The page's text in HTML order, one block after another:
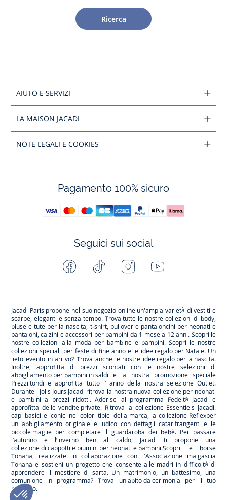
Ricerca
AIUTO E SERVIZI
LA MAISON JACADI
NOTE LEGALI E COOKIES
Pagamento 100% sicuro
Seguici sui social
Facebook Tiktok InstagramYoutube
Jacadi Paris propone nel suo negozio online un'ampia varietà di vestiti e
scarpe, eleganti e senza tempo. Trova tutte le nostre collezioni di body,
bluse e tute per la nascita, t-shirt, pullover e pantaloncini per neonati e
pantaloni, calzini e accessori per bambini da 1 mese a 12 anni. Scopri le
nostre collezioni alla moda per bambine e bambini. Scopri le nostre
collezioni speciali per feste di fine anno e le idee regalo per Natale. Un
lieto evento in arrivo? Trova anche le nostre idee regalo per la nascita.
Inoltre, approfitta di prezzi scontati con le nostre selezioni di
abbigliamento per bambini in saldi e la nostra promozione speciale
Prezzi tondi e approfitta tutto l’ anno della nostra selezione Outlet.
Durante i Jolis Jours Jacadi ritrova la nostra nuova collezione per neonati
e bambini a prezzi ridotti. Aderisci al programma Fedeltà Jacadi e
approfitta dellevendite private. Ritrova la collezione Essentiels Jacadi:
capi basici e iconici nei colori tipici della marca, la collezione Reflexper
un abbigliamento originale e ludico con dettagli catarifrangenti e le
piccole maglie per completare il guardaroba dei bebè. Per passare
l’autunno e l’inverno ben al caldo, Jacadi ti propone una
collezione di cappotti e piumini per neonati e bambini.Scopri le borse
Tohana, realizzate in collaborazione con l'Associazione malgascia
Tohana e sostieni un progetto che consente alle madri in difficoltà di
apprendere il mestiere di sarta. Un matrimonio, un battesimo, una
comunione in programma? Trova un abito da cerimonia per il tuo
bambino.